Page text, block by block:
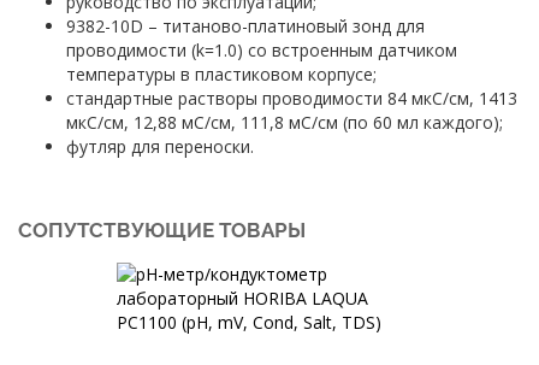
9382-10D – титаново-платиновый зонд для
проводимости (k=1.0) со встроенным датчиком
температуры в пластиковом корпусе;
стандартные растворы проводимости 84 мкС/см, 1413
мкС/см, 12,88 мС/см, 111,8 мС/см (по 60 мл каждого);
футляр для переноски.
СОПУТСТВУЮЩИЕ ТОВАРЫ